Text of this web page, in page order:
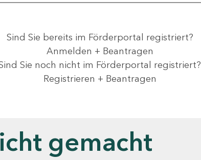
Sind Sie bereits im Förderportal registriert?
Anmelden + Beantragen
Sie noch nicht im Förderportal registriert?
Registrieren + Beantragen
gemacht